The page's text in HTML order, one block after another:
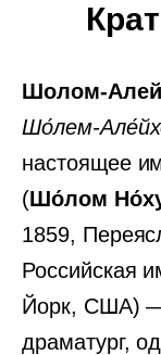
Шолом-
Шо́лем-
настоящее
(Шо́лом
1859,
Российская
Йорк, США) —
драматург,